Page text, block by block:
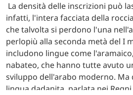
La densità delle inscrizioni può
infatti, l'intera facciata della
che talvolta si perdono l'una
perlopiù alla seconda metà del I
includono lingue come
nabateo, che hanno tutte avuto
sviluppo dell'arabo moderno. Ma
lingua dadanita, parlata nei